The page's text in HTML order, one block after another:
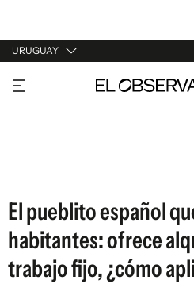
URUGUAY
URUGUAY
ARGENTINA
El pueblito español
habitantes: ofrece
trabajo fijo, ¿cómo